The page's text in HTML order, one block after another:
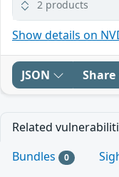
2 products
Show details on
JSON Share
Related
Bundles 0